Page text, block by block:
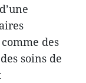
des
soins de